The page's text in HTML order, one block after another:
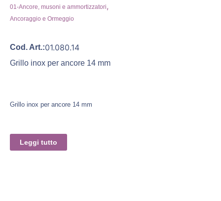
01-Ancore, musoni e ammortizzatori,
Ancoraggio e Ormeggio
Cod. Art.:01.080.14
Grillo inox per ancore 14 mm
Grillo inox per ancore 14 mm
Leggi tutto